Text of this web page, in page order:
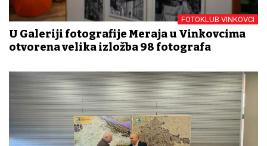
FOTOKLUB VINKOVCI
U Galeriji fotografije Meraja u Vinkovcima
otvorena velika izložba 98 fotografa